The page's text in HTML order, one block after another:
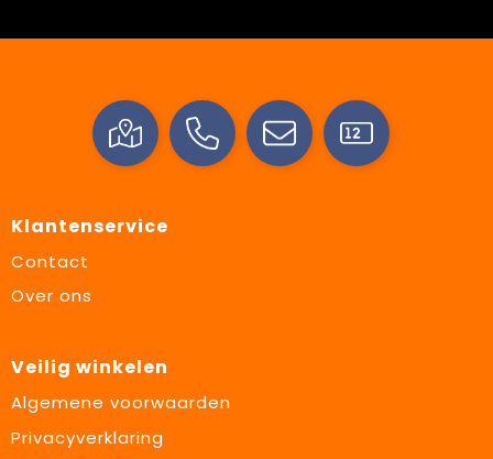
Klantenservice
Contact
Over ons
Veilig winkelen
Algemene voorwaarden
Privacyverklaring